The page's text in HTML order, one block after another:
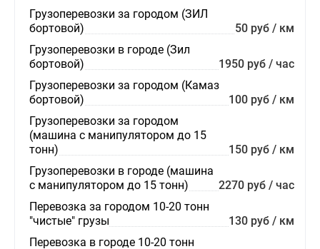
Грузоперевозки за городом (ЗИЛ
бортовой)
50 руб / км
Грузоперевозки в городе (Зил
бортовой)
1950 руб / час
Грузоперевозки за городом (Камаз
бортовой)
100 руб / км
Грузоперевозки за городом
(машина с манипулятором до 15
тонн)
150 руб / км
Грузоперевозки в городе (машина
с манипулятором до 15 тонн)
2270 руб / час
Перевозка за городом 10-20 тонн
"чистые" грузы
130 руб / км
Перевозка в городе 10-20 тонн